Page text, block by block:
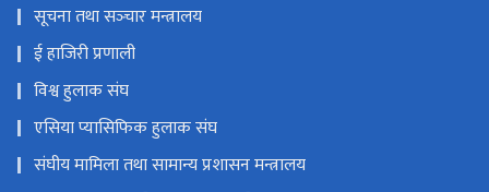
सूचना तथा सञ्‍चार मन्त्रालय
ई हाजिरी प्रणाली
विश्व हुलाक संघ
एसिया प्यासिफिक हुलाक संघ
संघीय मामिला तथा सामान्य प्रशासन मन्त्रालय